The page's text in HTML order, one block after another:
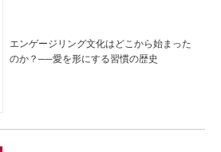
エンゲージリング文化はどこから始まった
のか？──愛を形にする習慣の歴史